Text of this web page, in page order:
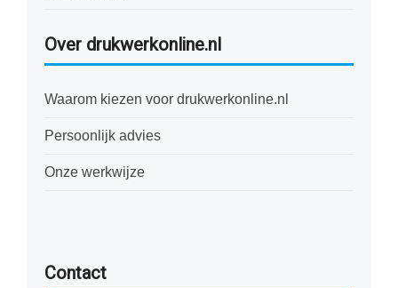
Over drukwerkonline.nl
Waarom kiezen voor drukwerkonline.nl
Persoonlijk advies
Onze werkwijze
Contact